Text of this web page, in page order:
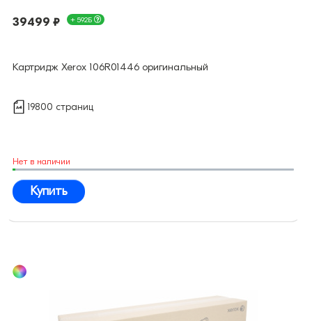
39499 ₽ + 592Б
Картридж Xerox 106R01446 оригинальный
19800 страниц
Нет в наличии
Купить